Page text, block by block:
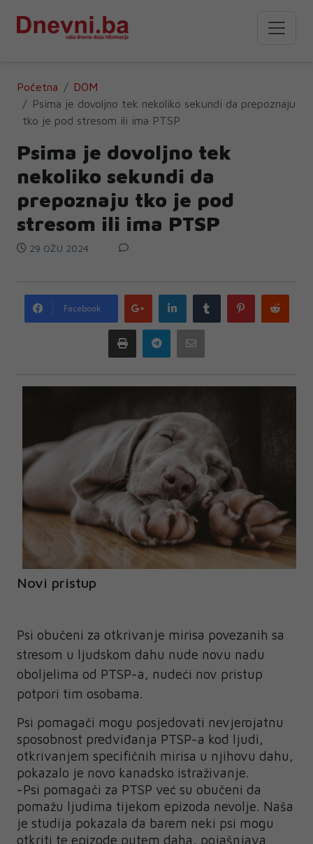
Početna
DOM
Psima je dovoljno tek nekoliko sekundi da prepoznaju
tko je pod stresom ili ima PTSP
Psima je dovoljno tek
nekoliko sekundi da
prepoznaju tko je pod
stresom ili ima PTSP
29 OŽU 2024
Facebook
Google
plus
LinkedIn Tumblr Pinterest
Print Telegram
Novi pristup
Psi obučeni za otkrivanje mirisa povezanih sa
stresom u ljudskom dahu nude novu nadu
oboljelima od PTSP-a, nudeći nov pristup
potpori tim osobama.
Psi pomagači mogu posjedovati nevjerojatnu
sposobnost predviđanja PTSP-a kod ljudi,
otkrivanjem specifičnih mirisa u njihovu dahu,
pokazalo je novo kanadsko istraživanje.
-Psi pomagači za PTSP već su obučeni da
pomažu ljudima tijekom epizoda nevolje. Naša
je studija pokazala da barem neki psi mogu
otkriti te epizode putem daha, pojašnjava